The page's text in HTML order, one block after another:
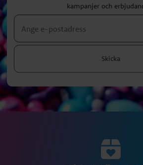
kampanjer och
Skicka